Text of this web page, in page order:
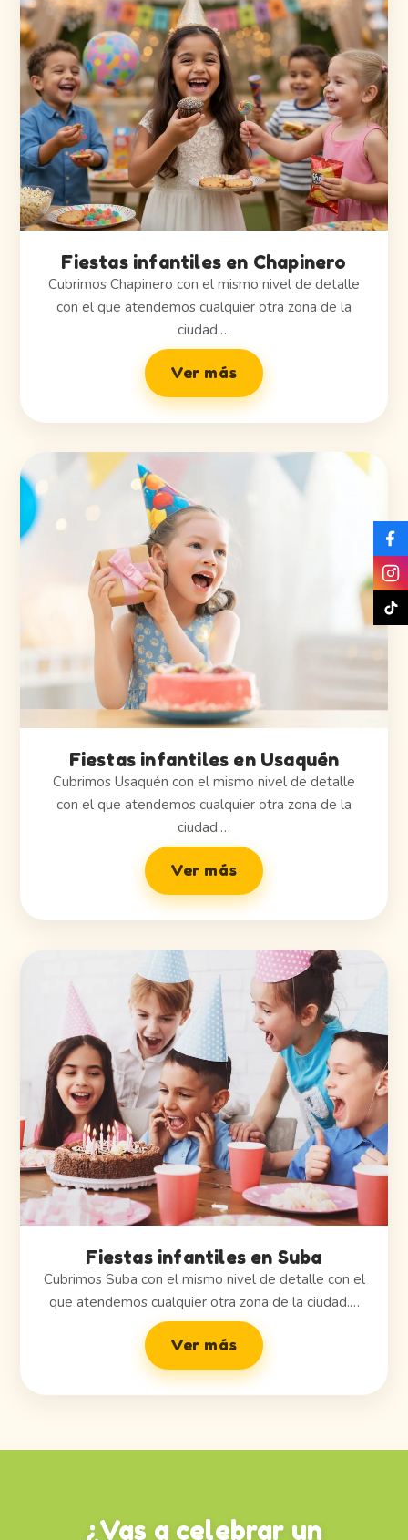
Fiestas infantiles en Chapinero
Cubrimos Chapinero con el mismo nivel de detalle
con el que atendemos cualquier otra zona de la
ciudad.…
Ver más
Fiestas infantiles en Usaquén
Cubrimos Usaquén con el mismo nivel de detalle
con el que atendemos cualquier otra zona de la
ciudad.…
Ver más
Fiestas infantiles en Suba
Cubrimos Suba con el mismo nivel de detalle con el
que atendemos cualquier otra zona de la ciudad.…
Ver más
¿Vas a celebrar un